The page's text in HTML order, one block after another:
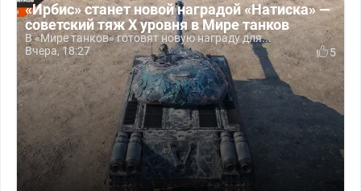
«Ирбис» станет новой наградой «Натиска» —
советский тяж X уровня в Мире танков
В «Мире танков» готовят новую награду для...
Вчера, 18:27
5